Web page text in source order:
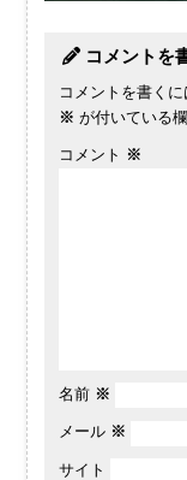
コメントを
コメントを書く
※ が付いている
コメント ※
名前 ※
メール ※
サイト